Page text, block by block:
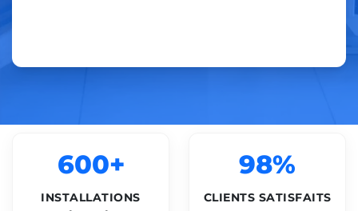
600+
INSTALLATIONS
98%
CLIENTS SATISFAITS